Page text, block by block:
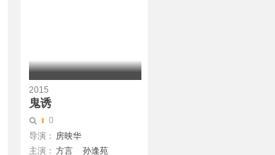
2015
鬼诱
0
导演： 房映华
主演： 方言
孙逢苑